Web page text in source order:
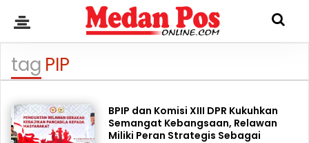
tag PIP
BPIP dan Komisi XIII DPR Kukuhkan
Semangat Kebangsaan, Relawan
Miliki Peran Strategis Sebagai